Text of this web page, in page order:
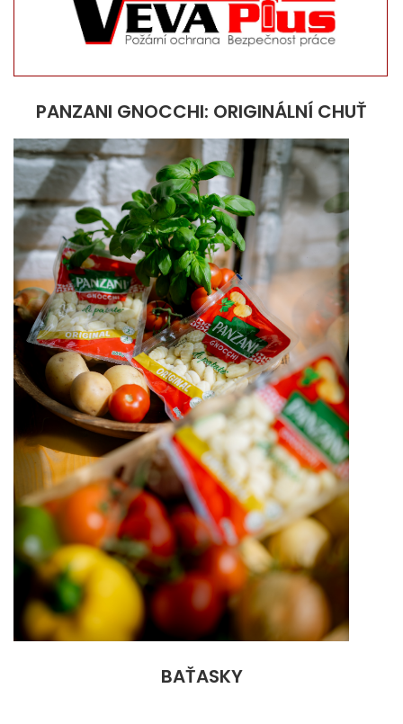
PANZANI GNOCCHI: ORIGINÁLNÍ CHUŤ
BAŤASKY